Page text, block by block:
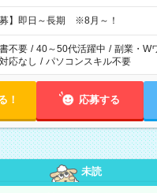
募】即日～長期 ※8月～！
不要 / 40～50代活躍中 / 副業・W
応なし / パソコンスキル不要
！ 応募する
未読